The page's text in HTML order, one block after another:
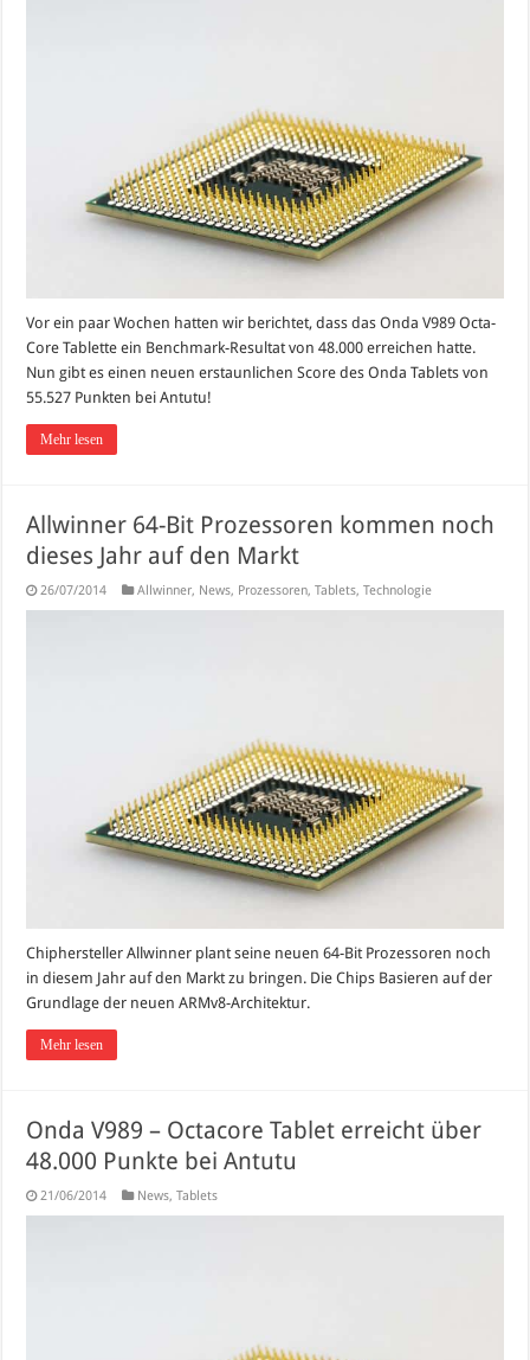
Vor ein paar Wochen hatten wir berichtet, dass das Onda V989 Octa-
Core Tablette ein Benchmark-Resultat von 48.000 erreichen hatte.
Nun gibt es einen neuen erstaunlichen Score des Onda Tablets von
55.527 Punkten bei Antutu!
Mehr lesen
Allwinner 64-Bit Prozessoren kommen noch
dieses Jahr auf den Markt
26/07/2014 Allwinner, News, Prozessoren,Tablets,Technologie
Chiphersteller Allwinner plant seine neuen 64-Bit Prozessoren noch
in diesem Jahr auf den Markt zu bringen. Die Chips Basieren auf der
Grundlage der neuen ARMv8-Architektur.
Mehr lesen
Onda V989 – Octacore Tablet erreicht über
48.000 Punkte bei Antutu
21/06/2014 News,Tablets